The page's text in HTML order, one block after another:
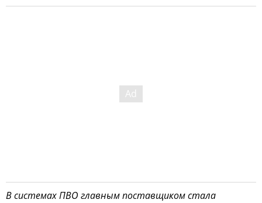
В системах ПВО главным поставщиком стала